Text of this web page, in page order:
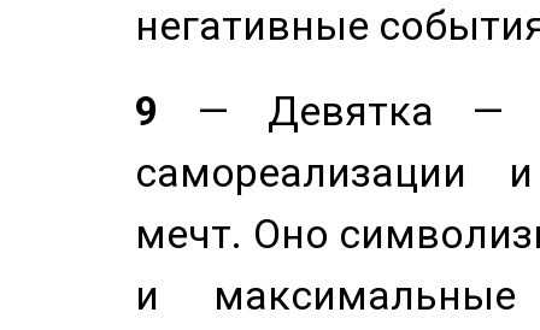
негативные
9 — Девятка —
самореализации
мечт. Оно
и